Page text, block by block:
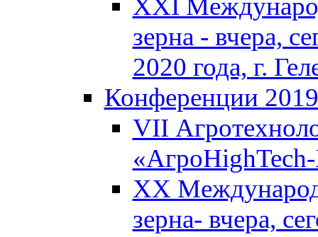
XXI
зерна - вчера,
2020 года, г.
Конференции 2019
VII
XX
зерна- вчера,